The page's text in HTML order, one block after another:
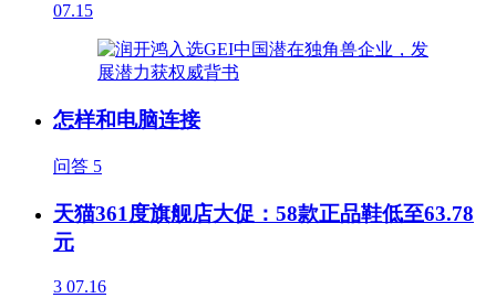
07.15
怎样和电脑连接
问答 5
天猫361度旗舰店大促：58款正品鞋低至63.78
元
3 07.16